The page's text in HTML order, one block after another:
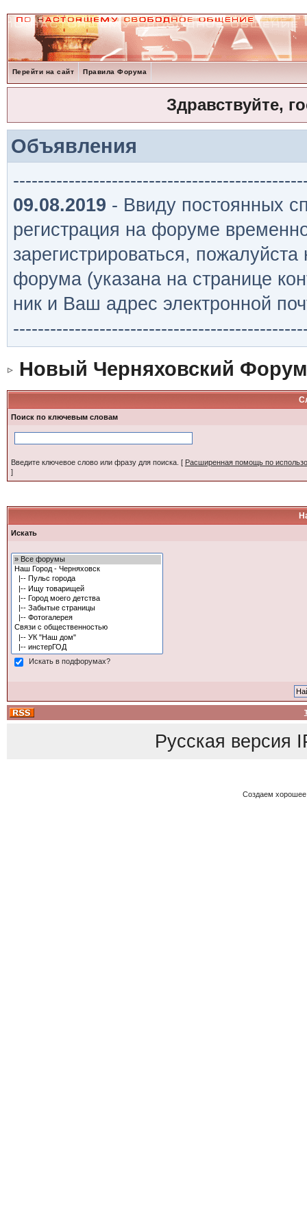
Перейти на сайт Правила Форума
Здравствуйте,
Объявления
09.08.2019 - Ввиду постоянных
регистрация на форуме
зарегистрироваться,
форума (указана на странице
ник и Ваш адрес электронной
Новый Черняховский Форум
Поиск по ключевым словам
Введите ключевое слово или фразу для поиска. [ Расширенная помощь по
]
Искать
Искать в подфорумах?
Русская версия
Создаем